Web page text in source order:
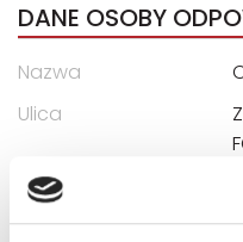
DANE OSOBY
Nazwa
Ulica
Kod pocztowy
Miasto